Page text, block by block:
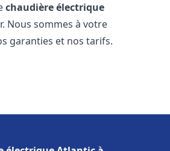
chaudière électrique
Nous sommes à votre
garanties et nos tarifs.